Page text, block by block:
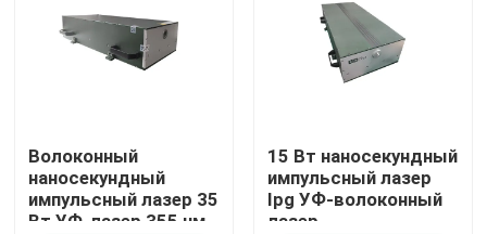
О нас
Контроль качества
Свяжитесь с нами
Волоконный
наносекундный
импульсный лазер 35
Вт УФ-лазер 355 нм
15 Вт наносекундный
импульсный лазер
Ipg УФ-волоконный
лазер